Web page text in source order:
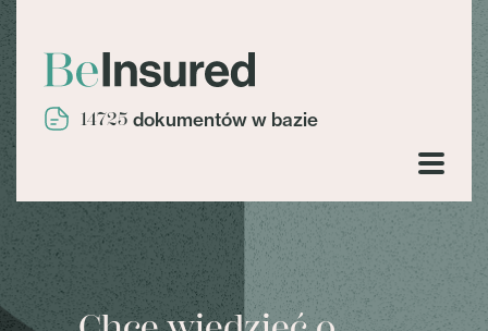
14725 dokumentów w bazie